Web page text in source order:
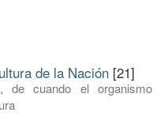
de la Nación [21]
de cuando el organismo